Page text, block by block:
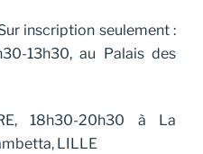
inscription seulement :
13h30, au Palais des
18h30-20h30 à La
LILLE